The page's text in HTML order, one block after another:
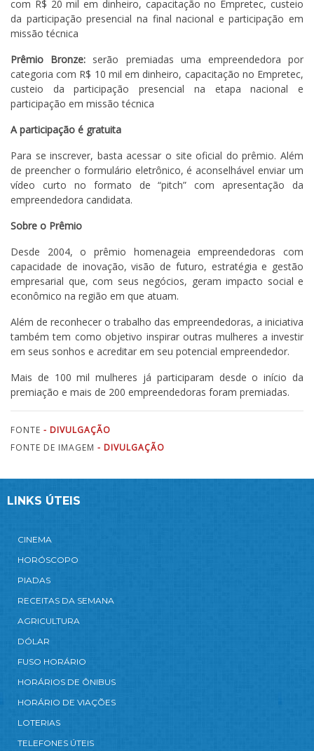
com R$ 20 mil em dinheiro, capacitação no Empretec, custeio
da participação presencial na final nacional e participação em
missão técnica
Prêmio Bronze: serão premiadas uma empreendedora por
categoria com R$ 10 mil em dinheiro, capacitação no Empretec,
custeio da participação presencial na etapa nacional e
participação em missão técnica
A participação é gratuita
Para se inscrever, basta acessar o site oficial do prêmio. Além
de preencher o formulário eletrônico, é aconselhável enviar um
vídeo curto no formato de “pitch” com apresentação da
empreendedora candidata.
Sobre o Prêmio
Desde 2004, o prêmio homenageia empreendedoras com
capacidade de inovação, visão de futuro, estratégia e gestão
empresarial que, com seus negócios, geram impacto social e
econômico na região em que atuam.
Além de reconhecer o trabalho das empreendedoras, a iniciativa
também tem como objetivo inspirar outras mulheres a investir
em seus sonhos e acreditar em seu potencial empreendedor.
Mais de 100 mil mulheres já participaram desde o início da
premiação e mais de 200 empreendedoras foram premiadas.
FONTE - DIVULGAÇÃO
FONTE DE IMAGEM - DIVULGAÇÃO
LINKS ÚTEIS
CINEMA
HORÓSCOPO
PIADAS
RECEITAS DA SEMANA
AGRICULTURA
DÓLAR
FUSO HORÁRIO
HORÁRIOS DE ÔNIBUS
HORÁRIO DE VIAÇÕES
LOTERIAS
TELEFONES ÚTEIS